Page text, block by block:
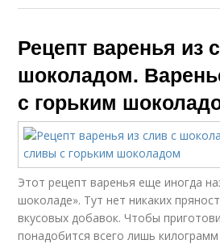
Рецепт варенья из
шоколадом.
с горьким
Этот рецепт варенья еще иногда
шоколаде». Тут нет никаких
вкусовых добавок. Чтобы
понадобится всего лишь